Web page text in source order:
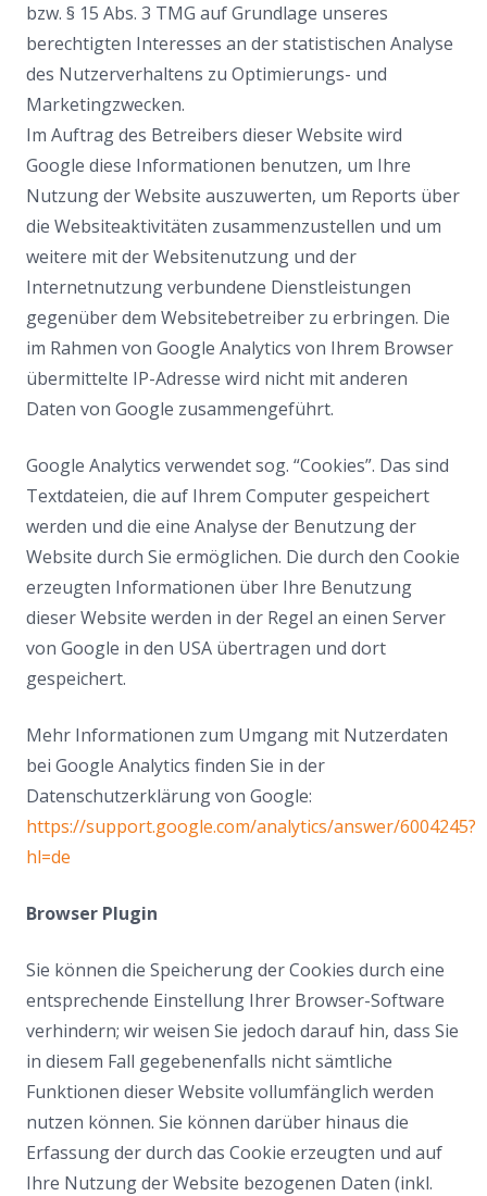
bzw. § 15 Abs. 3 TMG auf Grundlage unseres
berechtigten Interesses an der statistischen Analyse
des Nutzerverhaltens zu Optimierungs- und
Marketingzwecken.
Im Auftrag des Betreibers dieser Website wird
Google diese Informationen benutzen, um Ihre
Nutzung der Website auszuwerten, um Reports über
die Websiteaktivitäten zusammenzustellen und um
weitere mit der Websitenutzung und der
Internetnutzung verbundene Dienstleistungen
gegenüber dem Websitebetreiber zu erbringen. Die
im Rahmen von Google Analytics von Ihrem Browser
übermittelte IP-Adresse wird nicht mit anderen
Daten von Google zusammengeführt.
Google Analytics verwendet sog. “Cookies”. Das sind
Textdateien, die auf Ihrem Computer gespeichert
werden und die eine Analyse der Benutzung der
Website durch Sie ermöglichen. Die durch den Cookie
erzeugten Informationen über Ihre Benutzung
dieser Website werden in der Regel an einen Server
von Google in den USA übertragen und dort
gespeichert.
Mehr Informationen zum Umgang mit Nutzerdaten
bei Google Analytics finden Sie in der
Datenschutzerklärung von Google:
https://support.google.com/analytics/answer/6004245?
hl=de
Browser Plugin
Sie können die Speicherung der Cookies durch eine
entsprechende Einstellung Ihrer Browser-Software
verhindern; wir weisen Sie jedoch darauf hin, dass Sie
in diesem Fall gegebenenfalls nicht sämtliche
Funktionen dieser Website vollumfänglich werden
nutzen können. Sie können darüber hinaus die
Erfassung der durch das Cookie erzeugten und auf
Ihre Nutzung der Website bezogenen Daten (inkl.